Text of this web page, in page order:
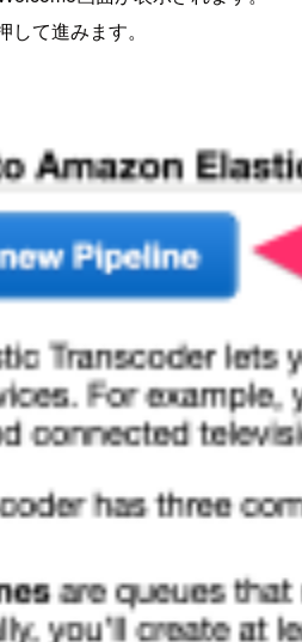
て進みます。